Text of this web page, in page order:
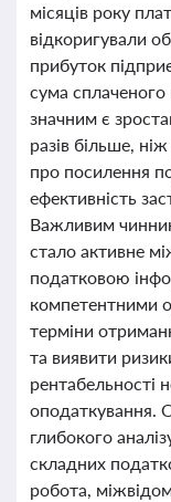
місяців року
відкоригували
прибуток
сума
значним є
разів більше,
про посилення
ефективність
Важливим
стало активне
податковою
компетентними
терміни
та виявити
рентабельності
оподаткування.
глибокого
складних
робота,